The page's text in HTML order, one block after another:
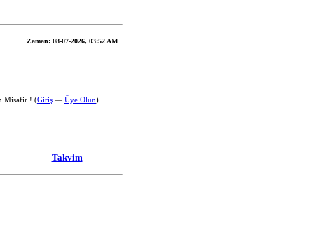
Zaman: 08-07-2026, 03:52 AM
Misafir ! (Giriş — Üye Olun)
Takvim